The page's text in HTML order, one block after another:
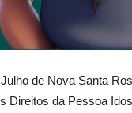
de Nova Santa
Direitos da Pessoa